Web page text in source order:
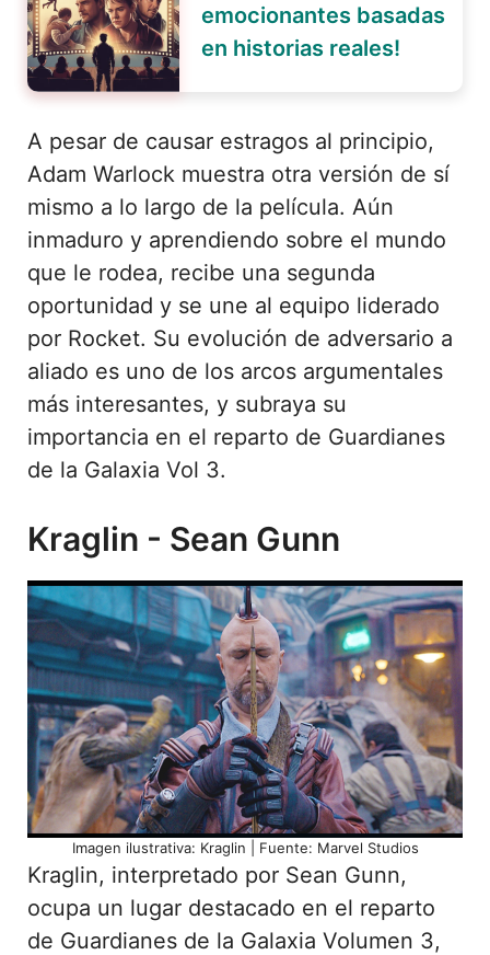
emocionantes basadas
en historias reales!
A pesar de causar estragos al principio,
Adam Warlock muestra otra versión de sí
mismo a lo largo de la película. Aún
inmaduro y aprendiendo sobre el mundo
que le rodea, recibe una segunda
oportunidad y se une al equipo liderado
por Rocket. Su evolución de adversario a
aliado es uno de los arcos argumentales
más interesantes, y subraya su
importancia en el reparto de Guardianes
de la Galaxia Vol 3.
Kraglin - Sean Gunn
Imagen ilustrativa: Kraglin | Fuente: Marvel Studios
Kraglin, interpretado por Sean Gunn,
ocupa un lugar destacado en el reparto
de Guardianes de la Galaxia Volumen 3,